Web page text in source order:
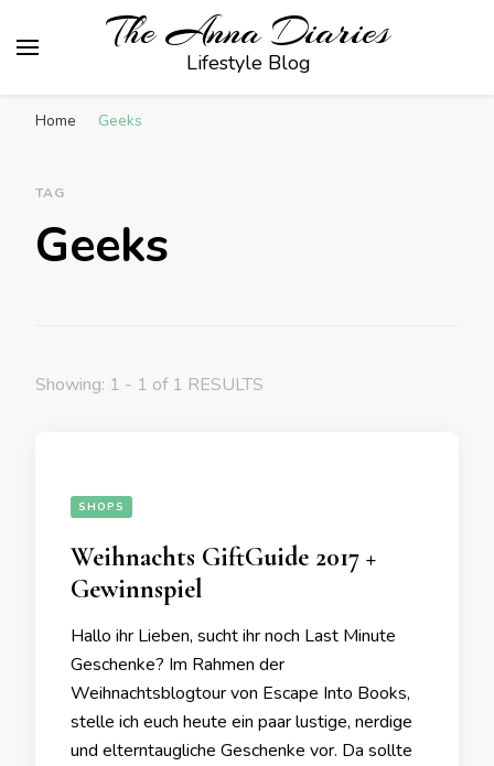
The Anna Diaries
Lifestyle Blog
Home Geeks
TAG
Geeks
Showing: 1 - 1 of 1 RESULTS
SHOPS
Weihnachts GiftGuide 2017 +
Gewinnspiel
Hallo ihr Lieben, sucht ihr noch Last Minute
Geschenke? Im Rahmen der
Weihnachtsblogtour von Escape Into Books,
stelle ich euch heute ein paar lustige, nerdige
und elterntaugliche Geschenke vor. Da sollte